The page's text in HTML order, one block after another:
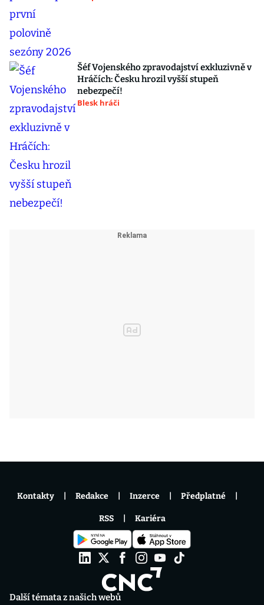
Šéf Vojenského zpravodajství exkluzivně v
Hráčích: Česku hrozil vyšší stupeň
nebezpečí!
Blesk hráči
Další témata z našich webů
Kontakty Redakce Inzerce Předplatné
RSS Kariéra